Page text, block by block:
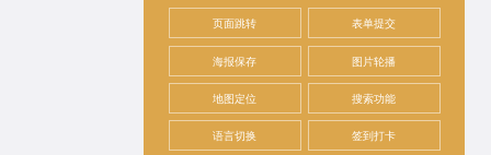
页面跳转 表单提交
海报保存 图片轮播
地图定位 搜索功能
语言切换 签到打卡